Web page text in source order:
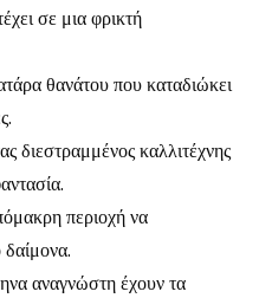
σε μια φρικτή
θανάτου που καταδιώκει
διεστραμμένος καλλιτέχνης
περιοχή να
αναγνώστη έχουν τα